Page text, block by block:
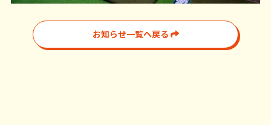
お知らせ一覧へ戻る